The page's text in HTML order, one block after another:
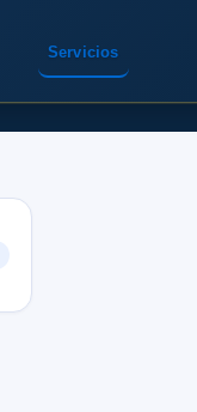
Servicios